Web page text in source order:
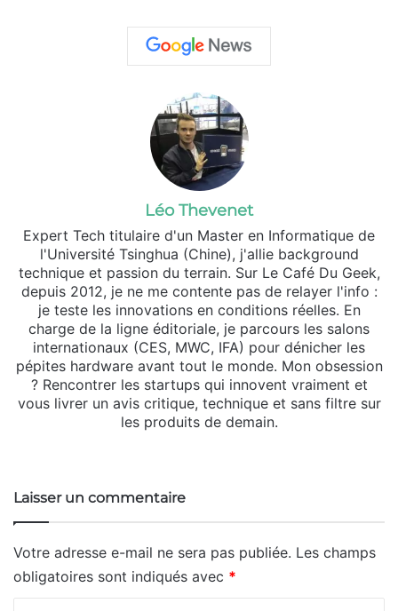
Léo Thevenet
Expert Tech titulaire d'un Master en Informatique de
l'Université Tsinghua (Chine), j'allie background
technique et passion du terrain. Sur Le Café Du Geek,
depuis 2012, je ne me contente pas de relayer l'info :
je teste les innovations en conditions réelles. En
charge de la ligne éditoriale, je parcours les salons
internationaux (CES, MWC, IFA) pour dénicher les
pépites hardware avant tout le monde. Mon obsession
? Rencontrer les startups qui innovent vraiment et
vous livrer un avis critique, technique et sans filtre sur
les produits de demain.
Laisser un commentaire
Votre adresse e-mail ne sera pas publiée. Les champs
obligatoires sont indiqués avec *